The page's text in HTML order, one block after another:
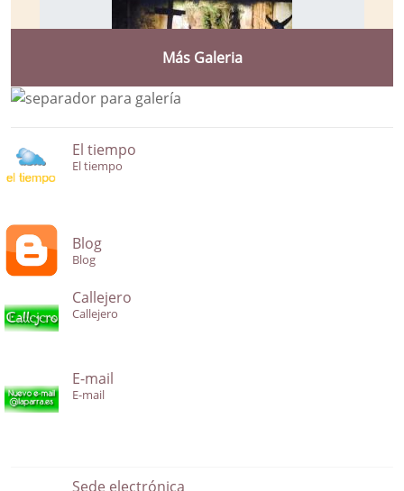
Más Galeria
El tiempo
El tiempo
Blog
Blog
Callejero
Callejero
E-mail
E-mail
Sede electrónica